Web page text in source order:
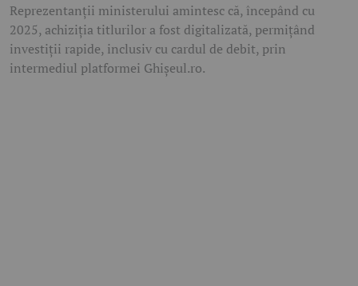
Reprezentanții ministerului amintesc că, începând cu
2025, achiziția titlurilor a fost digitalizată, permițând
investiții rapide, inclusiv cu cardul de debit, prin
intermediul platformei Ghișeul.ro.